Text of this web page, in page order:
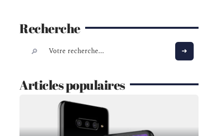
Recherche
Articles populaires